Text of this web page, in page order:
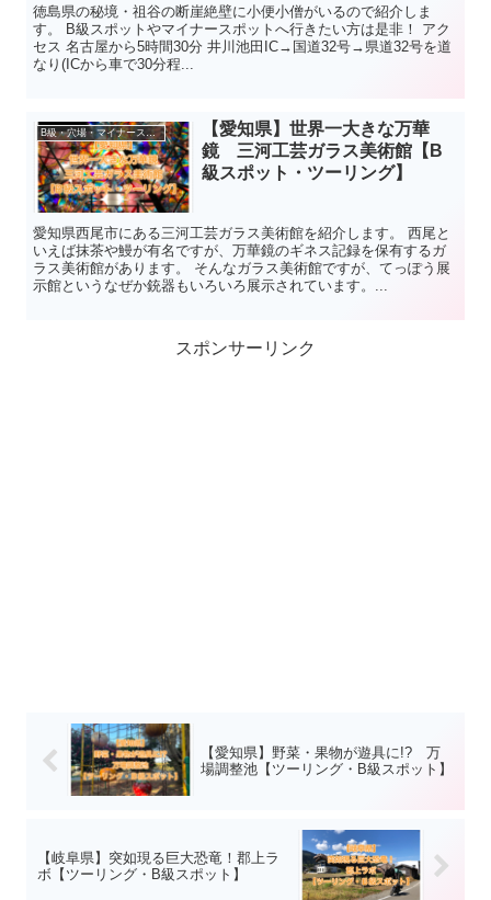
徳島県の秘境・祖谷の断崖絶壁に小便小僧がいるので紹介しま
す。 B級スポットやマイナースポットへ行きたい方は是非！ アク
セス 名古屋から5時間30分 井川池田IC→国道32号→県道32号を道
なり(ICから車で30分程...
B級・穴場・マイナースポット
【愛知県】世界一大きな万華
鏡 三河工芸ガラス美術館【B
級スポット・ツーリング】
愛知県西尾市にある三河工芸ガラス美術館を紹介します。 西尾と
いえば抹茶や鰻が有名ですが、万華鏡のギネス記録を保有するガ
ラス美術館があります。 そんなガラス美術館ですが、てっぽう展
示館というなぜか銃器もいろいろ展示されています。...
スポンサーリンク
【愛知県】野菜・果物が遊具に!? 万
場調整池【ツーリング・B級スポット】
【岐阜県】突如現る巨大恐竜！郡上ラ
ボ【ツーリング・B級スポット】